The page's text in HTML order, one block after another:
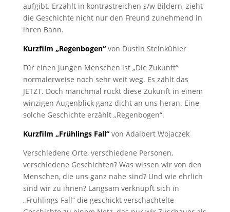
aufgibt. Erzählt in kontrastreichen s/w Bildern, zieht
die Geschichte nicht nur den Freund zunehmend in
ihren Bann.
Kurzfilm „Regenbogen“von Dustin Steinkühler
Für einen jungen Menschen ist „Die Zukunft“
normalerweise noch sehr weit weg. Es zählt das
JETZT. Doch manchmal rückt diese Zukunft in einem
winzigen Augenblick ganz dicht an uns heran. Eine
solche Geschichte erzählt „Regenbogen“.
Kurzfilm „Frühlings Fall“von Adalbert Wojaczek
Verschiedene Orte, verschiedene Personen,
verschiedene Geschichten? Was wissen wir von den
Menschen, die uns ganz nahe sind? Und wie ehrlich
sind wir zu ihnen? Langsam verknüpft sich in
„Frühlings Fall“ die geschickt verschachtelte